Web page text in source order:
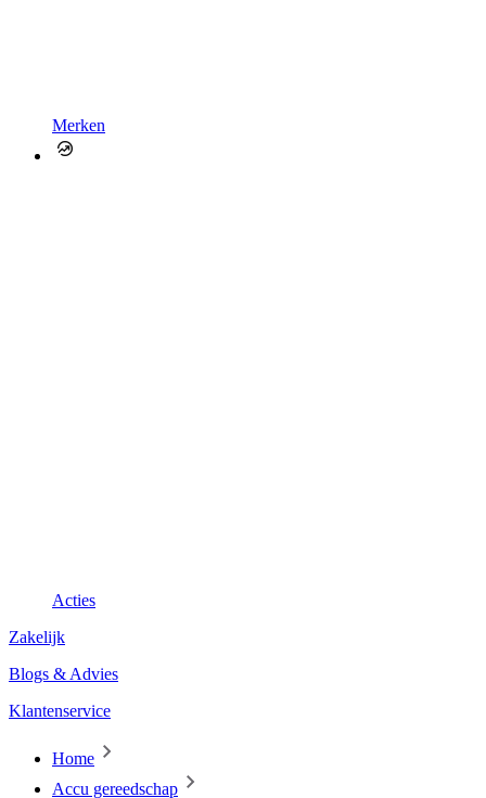
Merken
Acties
Zakelijk
Blogs & Advies
Klantenservice
Home
Accu gereedschap